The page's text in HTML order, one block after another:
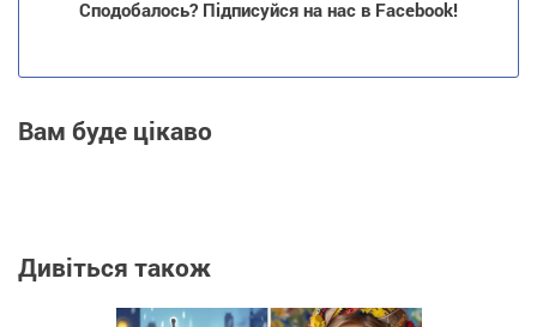
Сподобалось? Підписуйся на нас в Facebook!
Вам буде цікаво
Дивіться також